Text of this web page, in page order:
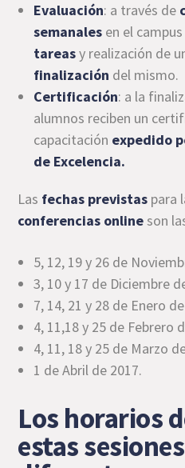
Evaluación: a través de
semanales en el
tareasy realización de
finalización del mismo.
Certificación: a la
alumnos reciben un
capacitación expedido
de Excelencia.
Las fechas previstas para
conferencias onlineson
5, 12, 19 y 26 de
3, 10 y 17 de Diciembre
7, 14, 21 y 28 de Enero
4, 11,18 y 25 de Febrero
4, 11, 18 y 25 de Marzo
1 de Abril de 2017.
Los horarios
estas